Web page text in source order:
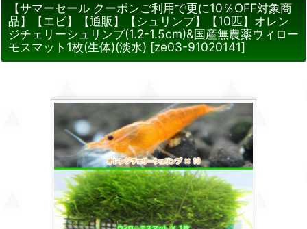
【サマーセール クーポンご利用で更に10％OFF対象商
品】【エビ】【通販】【シュリンプ】【10匹】オレン
ジチェリーシュリンプ(1.2-1.5cm)&国産無農薬ウィロー
モスマット1枚(生体)(淡水) [ze03-91020141]